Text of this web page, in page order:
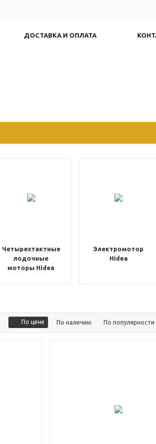
ДОСТАВКА И ОПЛАТА
Четырехтактные
лодочные
моторы Hidea
Электромотор
Hidea
По цене По наличию По популярности